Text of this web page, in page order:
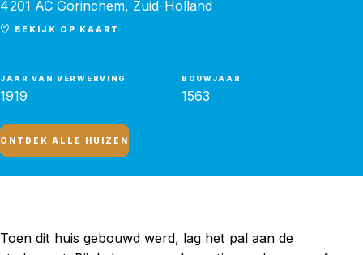
4201 AC Gorinchem, Zuid-Holland
BEKIJK OP KAART
JAAR VAN VERWERVING
1919
BOUWJAAR
1563
ONTDEK ALLE HUIZEN
Toen dit huis gebouwd werd, lag het pal aan de